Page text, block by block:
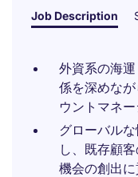
Job Description
外資系の海
係を深めな
ウントマネ
グローバル
し、既存顧
機会の創出に